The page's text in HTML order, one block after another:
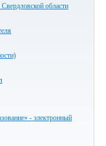
области
- электронный